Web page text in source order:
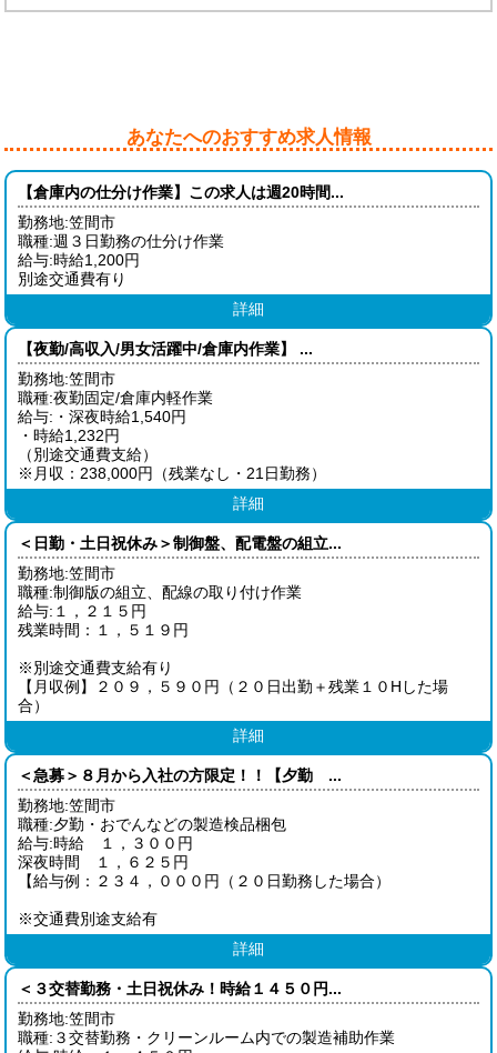
あなたへのおすすめ求人情報
【倉庫内の仕分け作業】この求人は週20時間...
勤務地:笠間市
職種:週３日勤務の仕分け作業
給与:時給1,200円
別途交通費有り
詳細
【夜勤/高収入/男女活躍中/倉庫内作業】 ...
勤務地:笠間市
職種:夜勤固定/倉庫内軽作業
給与:・深夜時給1,540円
・時給1,232円
（別途交通費支給）
※月収：238,000円（残業なし・21日勤務）
詳細
＜日勤・土日祝休み＞制御盤、配電盤の組立...
勤務地:笠間市
職種:制御版の組立、配線の取り付け作業
給与:１，２１５円
残業時間：１，５１９円
※別途交通費支給有り
【月収例】２０９，５９０円（２０日出勤＋残業１０Hした場
合）
詳細
＜急募＞８月から入社の方限定！！【夕勤 ...
勤務地:笠間市
職種:夕勤・おでんなどの製造検品梱包
給与:時給 １，３００円
深夜時間 １，６２５円
【給与例：２３４，０００円（２０日勤務した場合）
※交通費別途支給有
詳細
＜３交替勤務・土日祝休み！時給１４５０円...
勤務地:笠間市
職種:３交替勤務・クリーンルーム内での製造補助作業